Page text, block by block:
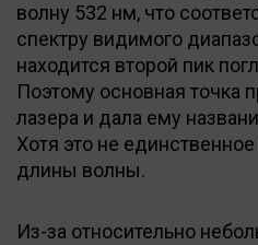
волну 532 нм, что
спектру видимого
находится второй пик
Поэтому основная точка
лазера и дала ему
Хотя это не
длины волны.
Из-за относительно